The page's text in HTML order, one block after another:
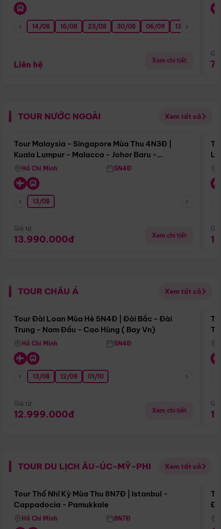
14/08 16/08 23/08 30/08 06/09 13/09
Liên hệ Xem chi tiết
TOUR NƯỚC NGOÀI Xem tất cả
Điểm nổi bật
Tour Malaysia - Singapore Mùa Thu 4N3Đ |
Kuala Lumpur - Malacca - Johor Baru -
Singapore
Hồ Chí Minh 5N4Đ
13/08
Giá từ:
13.990.000đ Xem chi tiết
TOUR CHÂU Á Xem tất cả
Điểm nổi bật
Tour Đài Loan Mùa Hè 5N4Đ | Đài Bắc - Đài
Trung - Nam Đầu - Cao Hùng ( Bay Vn)
Hồ Chí Minh 5N4Đ
13/08 12/09 01/10
Giá từ:
12.999.000đ Xem chi tiết
TOUR DU LỊCH ÂU-ÚC-MỸ-PHI Xem tất cả
Điểm nổi bật
Tour Thổ Nhĩ Kỳ Mùa Thu 8N7Đ | Istanbul -
Cappadocia - Pamukkale
Hồ Chí Minh 8N7Đ